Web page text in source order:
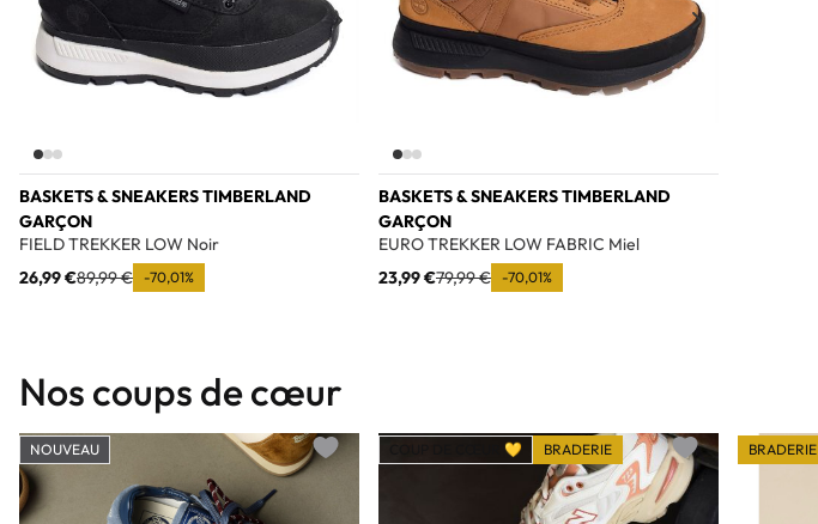
BASKETS & SNEAKERS TIMBERLAND
GARÇON
FIELD TREKKER LOW Noir
26,99 €89,99 € -70,01%
BASKETS & SNEAKERS TIMBERLAND
GARÇON
EURO TREKKER LOW FABRIC Miel
23,99 €79,99 € -70,01%
Nos coups de cœur
NOUVEAU
Add to wishlist
COUP DE CŒUR 💛 BRADERIE
Add to wishlist
BRADERIE